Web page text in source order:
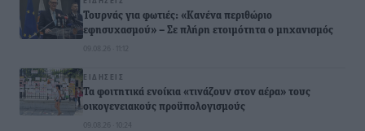
Τουρνάς για φωτιές: «Κανένα περιθώριο
εφησυχασμού» – Σε πλήρη ετοιμότητα ο μηχανισμός
09.08.26 · 11:12
ΕΙΔΉΣΕΙΣ
Τα φοιτητικά ενοίκια «τινάζουν στον αέρα» τους
οικογενειακούς προϋπολογισμούς
09.08.26 · 10:24